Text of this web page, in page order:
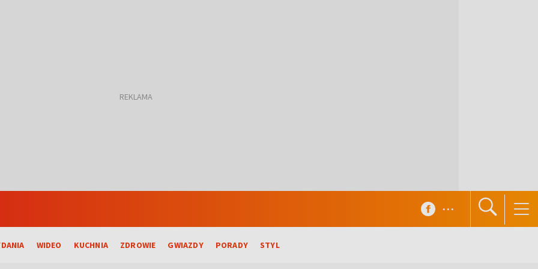
WIDEO KUCHNIA ZDROWIE GWIAZDY PORADY STYL
...